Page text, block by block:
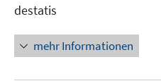
destatis
mehr Informationen